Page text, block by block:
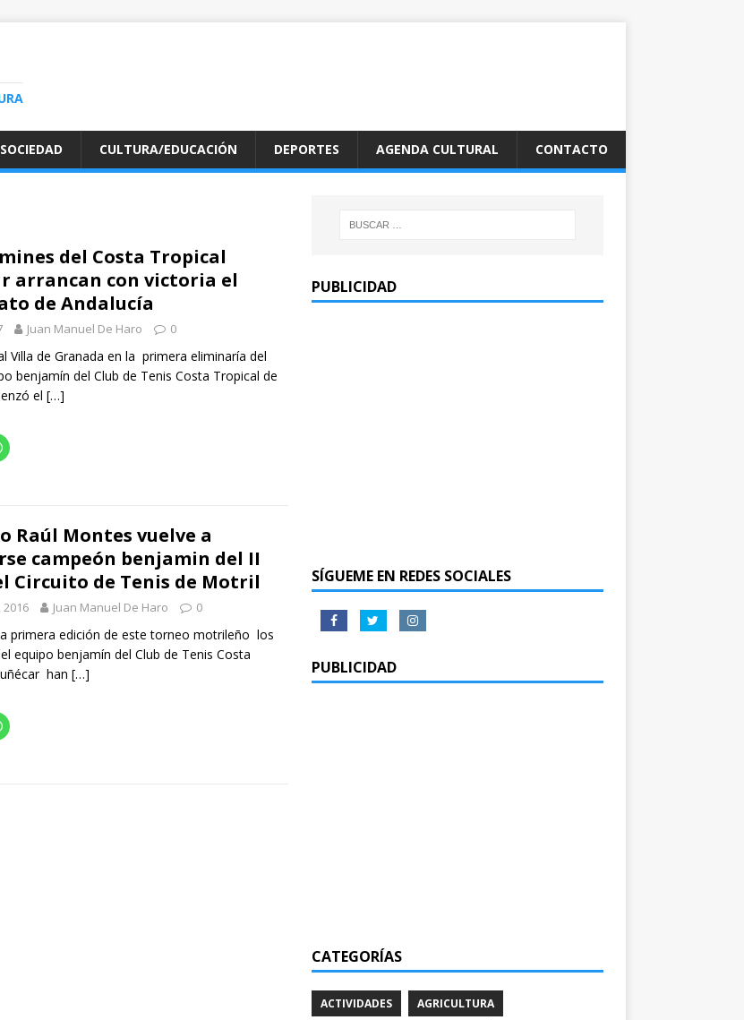
SOCIEDAD CULTURA/EDUCACIÓN DEPORTES AGENDA CULTURAL CONTACTO
del Costa Tropical
arrancan con victoria el
de Andalucía
Juan Manuel De Haro 0
Villa de Granada en la primera eliminaría del
benjamín del Club de Tenis Costa Tropical de
el […]
Raúl Montes vuelve a
campeón benjamin del II
Circuito de Tenis de Motril
Juan Manuel De Haro 0
primera edición de este torneo motrileño los
equipo benjamín del Club de Tenis Costa
han […]
PUBLICIDAD
SÍGUEME EN REDES SOCIALES
PUBLICIDAD
CATEGORÍAS
ACTIVIDADES AGRICULTURA